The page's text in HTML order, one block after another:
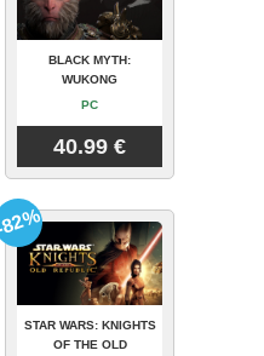
BLACK MYTH:
WUKONG
PC
40.99 €
STAR WARS: KNIGHTS
OF THE OLD